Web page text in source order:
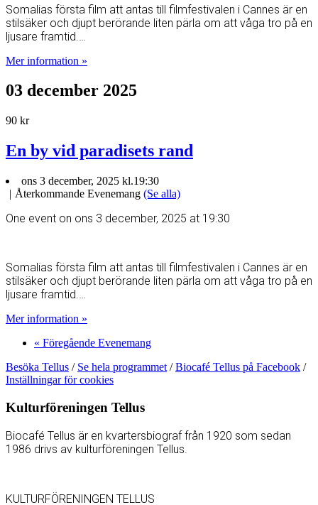
Somalias första film att antas till filmfestivalen i Cannes är en
stilsäker och djupt berörande liten pärla om att våga tro på en
ljusare framtid.…
Mer information »
03 december 2025
90 kr
En by vid paradisets rand
ons 3 december, 2025 kl.19:30
| Återkommande Evenemang (Se alla)
One event on ons 3 december, 2025 at 19:30
Somalias första film att antas till filmfestivalen i Cannes är en
stilsäker och djupt berörande liten pärla om att våga tro på en
ljusare framtid.…
Mer information »
« Föregående Evenemang
Besöka Tellus / Se hela programmet /Biocafé Tellus på Facebook /
Inställningar för cookies
Kulturföreningen Tellus
Biocafé Tellus är en kvartersbiograf från 1920 som sedan
1986 drivs av kulturföreningen Tellus.
KULTURFÖRENINGEN TELLUS